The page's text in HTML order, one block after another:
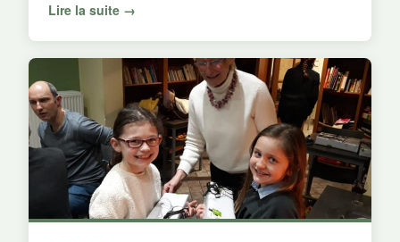
Lire la suite →